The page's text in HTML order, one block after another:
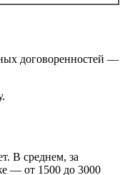
договоренностей —
В среднем, за
— от 1500 до 3000